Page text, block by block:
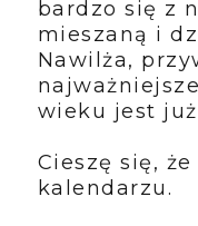
bardzo się z
mieszaną i
Nawilża,
wieku jest
Cieszę się,
kalendarzu.